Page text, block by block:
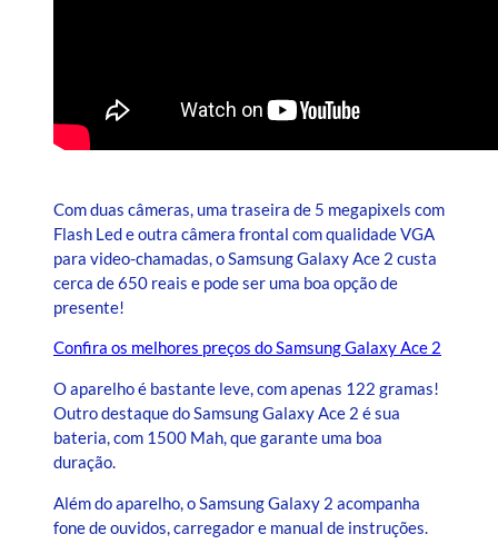
Com duas câmeras, uma traseira de 5 megapixels com
Flash Led e outra câmera frontal com qualidade VGA
para video-chamadas, o Samsung Galaxy Ace 2 custa
cerca de 650 reais e pode ser uma boa opção de
presente!
Confira os melhores preços do Samsung Galaxy Ace 2
O aparelho é bastante leve, com apenas 122 gramas!
Outro destaque do Samsung Galaxy Ace 2 é sua
bateria, com 1500 Mah, que garante uma boa
duração.
Além do aparelho, o Samsung Galaxy 2 acompanha
fone de ouvidos, carregador e manual de instruções.